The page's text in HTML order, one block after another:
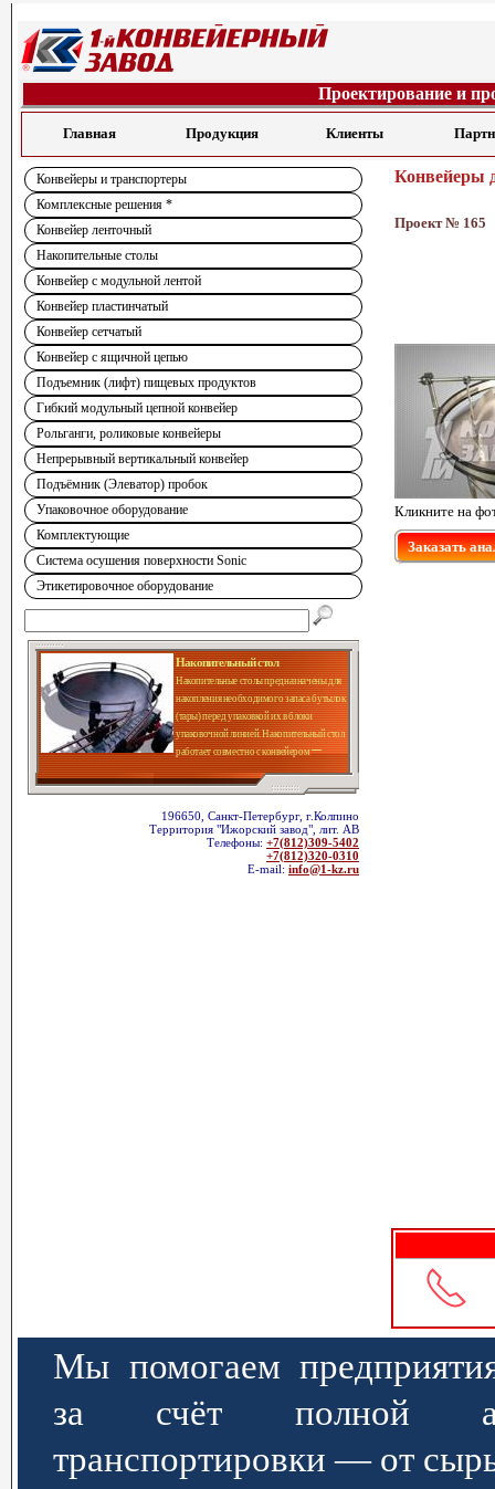
Проектирование и
Главная Продукция Клиенты
Конвейеры и транспортеры
Комплексные решения *
Конвейер ленточный
Накопительные столы
Конвейер с модульной лентой
Конвейер пластинчатый
Конвейер сетчатый
Конвейер с ящичной цепью
Подъемник (лифт) пищевых продуктов
Гибкий модульный цепной конвейер
Рольганги, роликовые конвейеры
Непрерывный вертикальный конвейер
Подъёмник (Элеватор) пробок
Упаковочное оборудование
Комплектующие
Система осушения поверхности Sonic
Этикетировочное оборудование
Накопительный стол
Накопительные столы предназначены для
накопления необходимого запаса бутылок
(тары) перед упаковкой их в блоки
упаковочной линией. Накопительный стол
работает совместно с конвейером
196650, Санкт-Петербург, г.Колпино
Территория "Ижорский завод", лит. АВ
Телефоны: +7(812)309-5402
+7(812)320-0310
E-mail: info@1-kz.ru
Конвейеры
Проект № 165
Кликните на
Заказать
Мы помогаем
за счёт полной
транспортировки — от